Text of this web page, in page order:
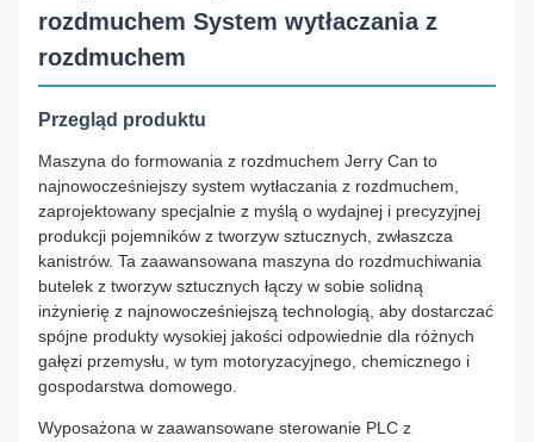
rozdmuchem System wytłaczania z
rozdmuchem
Przegląd produktu
Maszyna do formowania z rozdmuchem Jerry Can to
najnowocześniejszy system wytłaczania z rozdmuchem,
zaprojektowany specjalnie z myślą o wydajnej i precyzyjnej
produkcji pojemników z tworzyw sztucznych, zwłaszcza
kanistrów. Ta zaawansowana maszyna do rozdmuchiwania
butelek z tworzyw sztucznych łączy w sobie solidną
inżynierię z najnowocześniejszą technologią, aby dostarczać
spójne produkty wysokiej jakości odpowiednie dla różnych
gałęzi przemysłu, w tym motoryzacyjnego, chemicznego i
gospodarstwa domowego.
Wyposażona w zaawansowane sterowanie PLC z